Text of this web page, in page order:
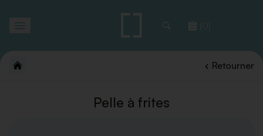
(0)
Retourner
Pelle à frites